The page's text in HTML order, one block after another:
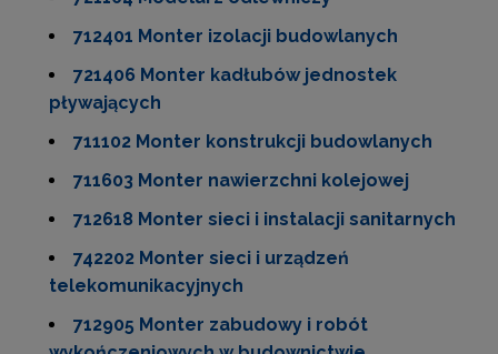
712401 Monter izolacji budowlanych
721406 Monter kadłubów jednostek
pływających
711102 Monter konstrukcji budowlanych
711603 Monter nawierzchni kolejowej
712618 Monter sieci i instalacji sanitarnych
742202 Monter sieci i urządzeń
telekomunikacyjnych
712905 Monter zabudowy i robót